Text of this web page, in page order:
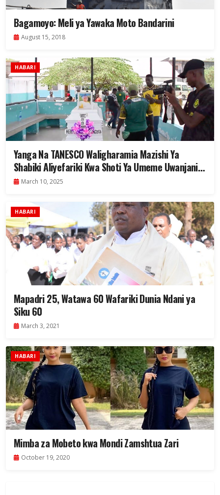
Bagamoyo: Meli ya Yawaka Moto Bandarini
August 15, 2018
HABARI
Yanga Na TANESCO Waligharamia Mazishi Ya
Shabiki Aliyefariki Kwa Shoti Ya Umeme Uwanjani
Mkapa
March 10, 2025
HABARI
Mapadri 25, Watawa 60 Wafariki Dunia Ndani ya
Siku 60
March 3, 2021
HABARI
Mimba za Mobeto kwa Mondi Zamshtua Zari
October 19, 2020